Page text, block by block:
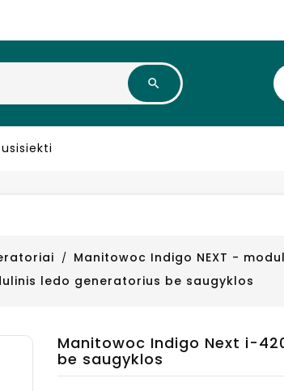
Manitowoc Indigo NEXT -
ledo generatorius be saugyklos
Manitowoc Indigo Next i-
be saugyklos